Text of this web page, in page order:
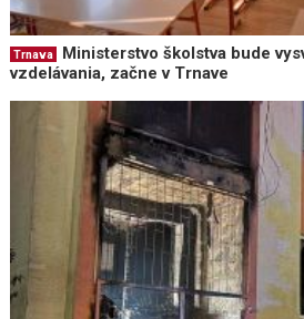
Trnava
Ministerstvo školstva bude
vzdelávania, začne v Trnave